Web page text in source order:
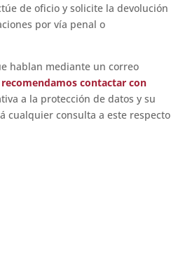
de oficio y solicite la devolución
por vía penal o
hablan mediante un correo
recomendamos contactar con
a la protección de datos y su
cualquier consulta a este respecto